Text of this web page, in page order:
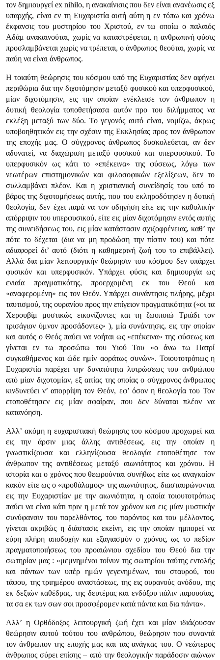
τον δημιουργεί ex nihilo, η ανακαίνισις που δεν είναι ανανέωσις εξ
υπαρχής, είναι εν τη Ευχαριστία αυτή αύτη η εν τόπω και χρόνω
έκφανσις του μυστηρίου του Χριστού, εν τω οποίω ο παλαιός
Αδάμ ανακαινούται, χωρίς να καταστρέφεται, η ανθρωπινή φύσις
προσλαμβάνεται χωρίς να τρέπεται, ο άνθρωπος θεούται, χωρίς να
παύη να είναι άνθρωπος.
Η τοιαύτη θεώρησις του κόσμου υπό της Ευχαριστίας δεν αφήνει
περιθώρια δια την διχοτόμησιν μεταξύ φυσικού και υπερφυσικού,
μίαν διχοτόμησιν, εις την οποίαν ενέκλεισε τον άνθρωπον η
δυτική θεολογία τοποθετήσασα αυτόν προ του διλήμματος να
εκλέξη μεταξύ των δύο. Το γεγονός αυτό είναι, νομίζω, άκρως
υποβοηθητικόν εις την σχέσιν της Εκκλησίας προς τον άνθρωπον
της εποχής μας. Ο σύγχρονος άνθρωπος δυσκολεύεται, αν δεν
αδυνατεί, να διαχώριση μεταξύ φυσικού και υπερφυσικού. Το
υπερφυσικόν ως κάτι το «επέκεινα» της φύσεως, λόγω των
νεωτέρων επιστημονικών και φιλοσοφικών εξελίξεων, δεν το
συλλαμβάνει πλέον. Και η χριστιανική συνείδησίς του υπό το
βάρος της διχοτομήσεως αυτής, που του εκληροδότησεν η δυτική
θεολογία, δεν έχει παρά να τον οδηγήση είτε εις την καθολικήν
απόρριψιν του υπερφυσικού, είτε εις μίαν διχοτόμησιν εντός αυτής
της συνειδήσεως του, εις μίαν κατάστασιν σχιζοφρένειας, καθ’ ην
πότε το δέχεται (δια να μη προδώση την πίστιν του) και πότε
αδιαφορεί δι’ αυτό (διότι η καθημερινή ζωή του το επιβάλλει).
Αλλά δια μίαν λειτουργικήν θεώρησιν του κόσμου δεν υπάρχει
φυσικόν και υπερφυσικόν. Υπάρχει φύσις και δημιουργία ως
ενιαία πραγματικότης, προερχομένη εκ του Θεού και
«αναφερομένη» εις τον Θεόν. Υπάρχει συνάντησις πλήρης, μέχρι
ταυτισμού, της ουρανίου προς την επίγειον πραγματικότητα («οι τα
Χερουβίμ μυστικώς εικονίζοντες και τη ζωοποιώ Τριάδι τον
τρισάγιον ύμνον προσάδοντες» ), μία συνάντησις, εις την οποίαν
και αυτός ο Θεός παύει να νοήται ως «επέκεινα» της φύσεως και
γίνεται εν τω προσώπω του Υιού Του «ο άνω τω Πατρί
συγκαθήμενος και ώδε ημίν αοράτως συνών». Τοιουτοτρόπως η
Ευχαριστία παρέχει την δυνατότητα λυτρώσεως του ανθρώπου
από μίαν διχοτομίαν, εξ αιτίας της οποίας ο σύγχρονος άνθρωπος
κινδυνεύει ν’ απορρίψη τον Θεόν, εφ’ όσον η θεολογία του Τον
ετοποθέτησεν εις μίαν σφαίραν, που δεν δύναται πλέον να
κατανόηση.
Αλλ’ ακόμη η ευχαριστιακή θεώρησις του κόσμου προχωρεί και
εις την άρσιν μιας άλλης αντιθέσεως, εις την οποίαν η
γνωστικίζουσα και ελληνίζουσα θεολογία ετοποθέτησε τον
άνθρωπον της αντιθέσεως μεταξύ αιωνιότητος και χρόνου. Η
ιστορία και ο χρόνος που θεωρούνται συνήθως είτε ως αναγκαίον
κακόν είτε ως ο «προθάλαμος» της αιωνιότητος, διασταυρώνονται
εις την Ευχαριστίαν με την αιωνιότητα, η οποία τοιουτοτρόπως
παύει να είναι κάτι πριν η μετά τον χρόνον και εις μίαν μυστικήν
συνύφανσιν του παρελθόντος, του παρόντος και του μέλλοντος,
γίνεται ακριβώς η διάστασις εκείνη, εις την οποίαν ημπορεί να
εύρη πλήρη αποδοχήν και εξαγιασμόν ο χρόνος, ως το πεδίον
πραγματοποιήσεως του προαιώνιου σχεδίου του Θεού δια την
σωτηρίαν μας : «μεμνημένοι τοίνυν της σωτηρίου ταύτης εντολής
και πάντων των υπέρ ημών γεγενημένων, του σταυρού, του
τάφου, της τριημέρου αναστάσεως, της εις ουρανούς ανόδου, της
εκ δεξιών καθέδρας, της δευτέρας και ενδόξου πάλιν παρουσίας,
τα σα εκ των σων σοι προσφέρομεν κατά πάντα και δια πάντα».
Αλλ’ η Ορθόδοξος λειτουργική ζωή έχει και μίαν ιδιάζουσαν
θεώρησιν αυτού τούτου του ανθρώπου, θεώρησιν που συναντά
τον άνθρωπον της εποχής μας και τας ανάγκας του. Ο νεώτερος
άνθρωπος σύρει επίσης – από την θεολογικήν παράδοσιν αιώνων